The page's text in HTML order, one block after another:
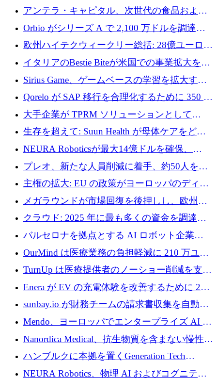
者補助金で 10 周年を迎える
アンテラ・キャピタル、次世代の食品および
アグリテクノロジーのイノベーションを支援
するファンド III の初回クローズ額が 1 億ドル
に到達
Orbio がシリーズ A で 2,100 万ドルを調達、
AI 労働力管理を世界の最前線の労働者に提供
欧州ハイテクウィークリー総括: 28億ユーロの
取引と5月のハイライト
イタリアのBestie Biteが米国での事業拡大を加
速するために150万ユーロを調達
Sirius Game、ゲームベースの学習を拡大する
ために 130 万ユーロの資金調達を完了
Qorelo が SAP 移行を合理化するために 350 万
ドルを調達
大手企業が TPRM ソリューションとして
Vanta を選択する理由
生存を超えて: Suun Health が母体ケアをどの
ように再考しているか
NEURA Roboticsが最大14億ドルを確保、
Bending Spoonsが米国IPOを申請、英国首相が
4億ポンドのチップ計画を発表
プレオ、新たな人員削減に着手、約50人を解
雇
主権の拡大: EU の政策がヨーロッパのディー
プテック戦略をどのように再構築しているか
メガラウンドが市場回復を後押しし、欧州の
ハイテク資金調達は5月に105億ユーロに回復
クラウド: 2025 年に最も多くの資金を調達し
た 10 社
バルセロナを拠点とする AI ロボット企業
Theker が 8,500 万ドルを調達
OurMind は医療業務の負担軽減に 210 万ユー
ロを寄付
TurnUp は医療提供者のノーショー削減を支援
するために 200 万ユーロを調達
Enera が EV の充電体験を改善するために 200
万ドルを調達
sunbay.io が財務チームの請求書収集を自動化
するために 55 万ユーロを調達
Mendo、ヨーロッパでエンタープライズ AI 導
入を拡大するために 1,200 万ユーロを確保
Nanordica Medical、抗生物質を含まない慢性創
傷治療薬を市場に投入するために 160 万ユー
ロを調達
ハンブルクに本拠を置くGeneration Tech
Partnersが5,000万ユーロのAIロールアップファ
NEURA Robotics、物理 AI およびコグニティ